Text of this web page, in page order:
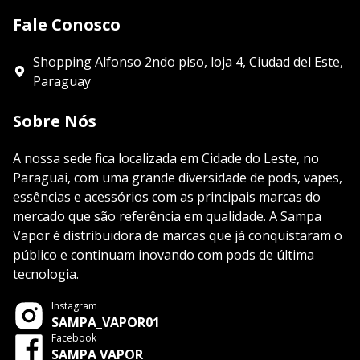
Fale Conosco
Shopping Alfonso 2ndo piso, loja 4, Ciudad del Este,
Paraguay
Sobre Nós
A nossa sede fica localizada em Cidade do Leste, no
Paraguai, com uma grande diversidade de pods, vapes,
essências e acessórios com as principais marcas do
mercado que são referência em qualidade. A Sampa
Vapor é distribuidora de marcas que já conquistaram o
público e continuam inovando com pods de última
tecnologia.
Instagram
SAMPA_VAPOR01
Facebook
SAMPA VAPOR